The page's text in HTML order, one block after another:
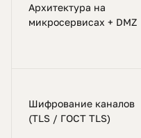
Архитектура на
микросервисах + DMZ
Шифрование каналов
(TLS / ГОСТ TLS)